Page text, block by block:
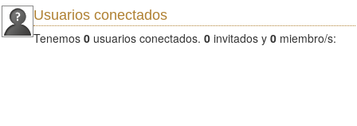
Usuarios conectados
Tenemos 0 usuarios conectados. 0 invitados y 0 miembro/s: